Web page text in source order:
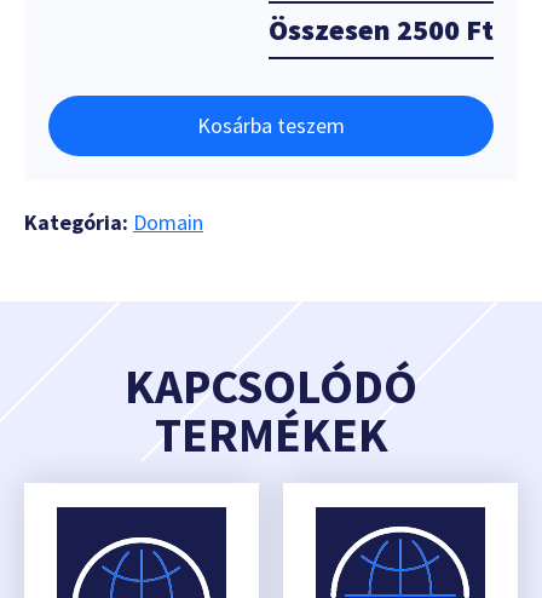
Összesen 2500 Ft
Kosárba teszem
Kategória: Domain
KAPCSOLÓDÓ
TERMÉKEK